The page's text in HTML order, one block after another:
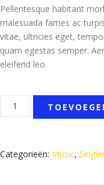
Pellentesque habitant
malesuada fames ac
vitae, ultricies eget,
quam egestas semper.
eleifend leo.
Woo
Single
Categorieën: Music,